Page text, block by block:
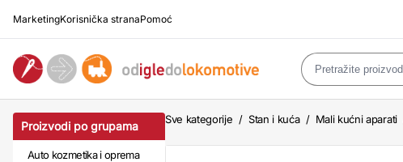
MarketingKorisnička stranaPomoć
Proizvodi po grupama
Auto kozmetika i oprema
Sve kategorije / Stan i kuća / Mali kućni aparati